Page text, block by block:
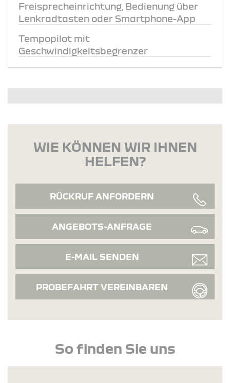
Freisprecheinrichtung, Bedienung über
Lenkradtasten oder Smartphone-App
Tempopilot mit
Geschwindigkeitsbegrenzer
WIE KÖNNEN WIR IHNEN
HELFEN?
RÜCKRUF ANFORDERN
ANGEBOTS-ANFRAGE
E-MAIL SENDEN
PROBEFAHRT VEREINBAREN
So finden Sie uns